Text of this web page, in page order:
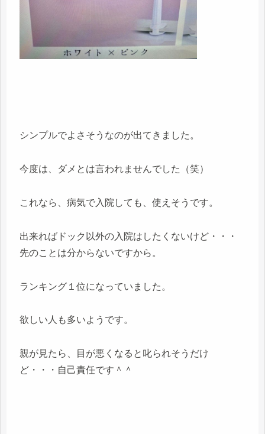
シンプルでよさそうなのが出てきました。
今度は、ダメとは言われませんでした（笑）
これなら、病気で入院しても、使えそうです。
出来ればドック以外の入院はしたくないけど・・・
先のことは分からないですから。
ランキング１位になっていました。
欲しい人も多いようです。
親が見たら、目が悪くなると叱られそうだけ
ど・・・自己責任です＾＾